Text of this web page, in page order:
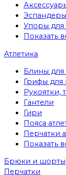
Упоры
Показать
Атлетика
Блины для
Грифы для
Рукоятки,
Гантели
Гири
Пояса
Перчатки
Показать
Брюки и шорты
Перчатки